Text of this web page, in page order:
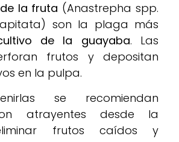
la fruta (Anastrepha spp.
son la plaga más
de la guayaba. Las
frutos y depositan
en la pulpa.
se recomiendan
atrayentes desde la
frutos caídos y